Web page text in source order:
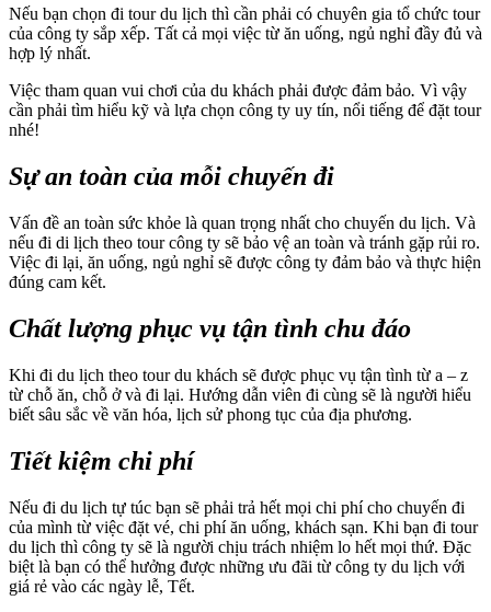
Nếu bạn chọn đi tour du lịch thì cần phải có chuyên gia tổ chức tour
của công ty sắp xếp. Tất cả mọi việc từ ăn uống, ngủ nghỉ đầy đủ và
hợp lý nhất.
Việc tham quan vui chơi của du khách phải được đảm bảo. Vì vậy
cần phải tìm hiểu kỹ và lựa chọn công ty uy tín, nổi tiếng để đặt tour
nhé!
Sự an toàn của mỗi chuyến đi
Vấn đề an toàn sức khỏe là quan trọng nhất cho chuyến du lịch. Và
nếu đi di lịch theo tour công ty sẽ bảo vệ an toàn và tránh gặp rủi ro.
Việc đi lại, ăn uống, ngủ nghỉ sẽ được công ty đảm bảo và thực hiện
đúng cam kết.
Chất lượng phục vụ tận tình chu đáo
Khi đi du lịch theo tour du khách sẽ được phục vụ tận tình từ a – z
từ chỗ ăn, chỗ ở và đi lại. Hướng dẫn viên đi cùng sẽ là người hiểu
biết sâu sắc về văn hóa, lịch sử phong tục của địa phương.
Tiết kiệm chi phí
Nếu đi du lịch tự túc bạn sẽ phải trả hết mọi chi phí cho chuyến đi
của mình từ việc đặt vé, chi phí ăn uống, khách sạn. Khi bạn đi tour
du lịch thì công ty sẽ là người chịu trách nhiệm lo hết mọi thứ. Đặc
biệt là bạn có thể hưởng được những ưu đãi từ công ty du lịch với
giá rẻ vào các ngày lễ, Tết.